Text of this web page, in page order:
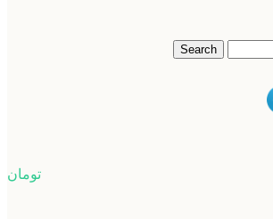
Search
تومان